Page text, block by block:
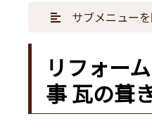
サブメニューを
リフォー
事 瓦の葺